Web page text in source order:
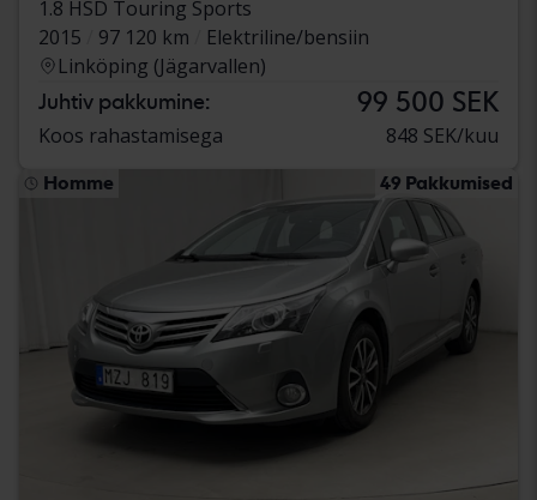
1.8 HSD Touring Sports
2015
97 120 km
Elektriline/bensiin
Linköping (Jägarvallen)
Juhtiv pakkumine: 99 500 SEK
Koos rahastamisega 848 SEK/kuu
Homme 49 Pakkumised